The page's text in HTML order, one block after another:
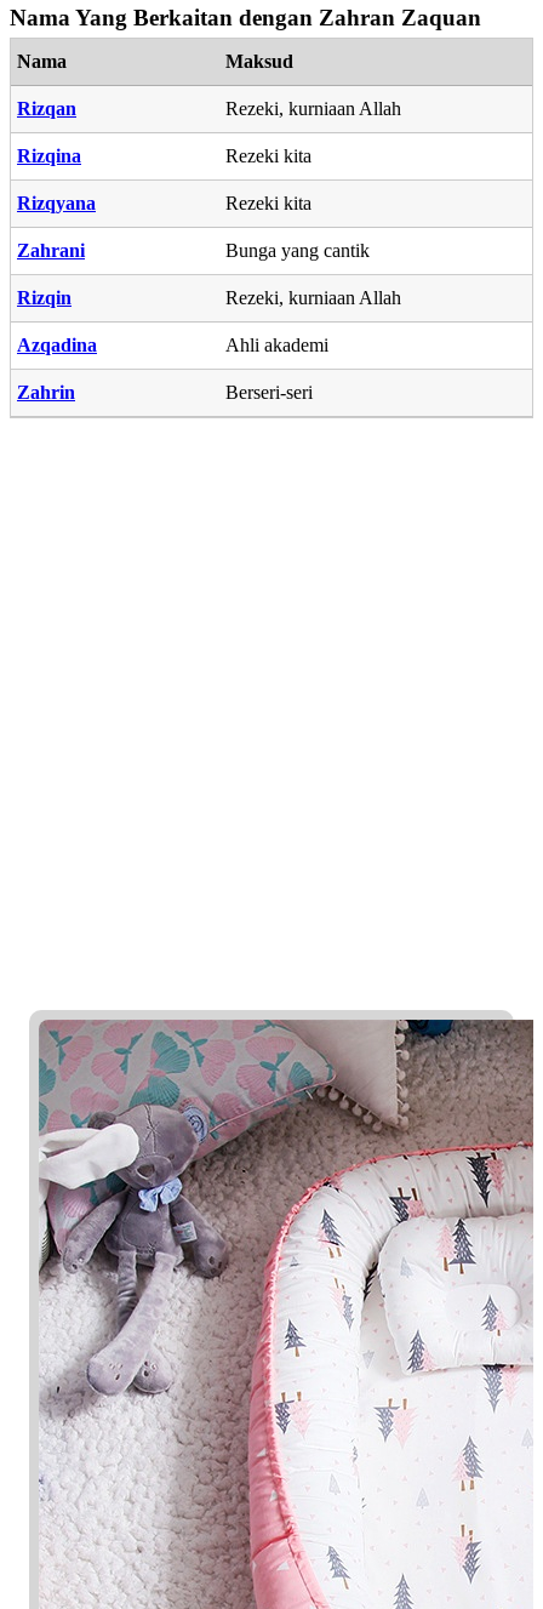
Nama Yang Berkaitan dengan Zahran Zaquan
Nama Maksud
Rizqan Rezeki, kurniaan Allah
Rizqina Rezeki kita
Rizqyana Rezeki kita
Zahrani Bunga yang cantik
Rizqin Rezeki, kurniaan Allah
Azqadina Ahli akademi
Zahrin Berseri-seri